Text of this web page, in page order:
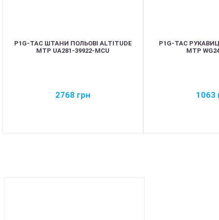
P1G-TAC ШТАНИ ПОЛЬОВІ ALTITUDE
MTP UA281-39922-MCU
2768 грн
P1G-TAC
MTP
1063